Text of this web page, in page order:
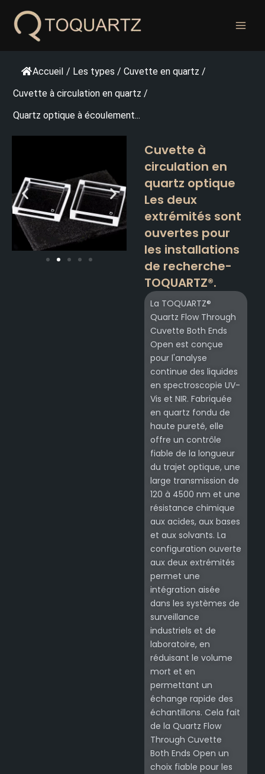
content
Accueil / Les types / Cuvette en quartz /
Cuvette à circulation en quartz /
Quartz optique à écoulement...
Cuvette à
circulation en
quartz optique
Les deux
extrémités sont
ouvertes pour
les installations
de recherche-
TOQUARTZ®.
La TOQUARTZ®
Quartz Flow Through
Cuvette Both Ends
Open est conçue
pour l'analyse
continue des liquides
en spectroscopie UV-
Vis et NIR. Fabriquée
en quartz fondu de
haute pureté, elle
offre un contrôle
fiable de la longueur
du trajet optique, une
large transmission de
120 à 4500 nm et une
résistance chimique
aux acides, aux bases
et aux solvants. La
configuration ouverte
aux deux extrémités
permet une
intégration aisée
dans les systèmes de
surveillance
industriels et de
laboratoire, en
réduisant le volume
mort et en
permettant un
échange rapide des
échantillons. Cela fait
de la Quartz Flow
Through Cuvette
Both Ends Open un
choix fiable pour les